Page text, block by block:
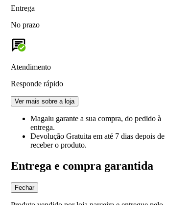
Entrega
No prazo
Atendimento
Responde rápido
Ver mais sobre a loja
Magalu garante a sua compra, do pedido à
entrega.
Devolução Gratuita em até 7 dias depois de
receber o produto.
Entrega e compra garantida
Fechar